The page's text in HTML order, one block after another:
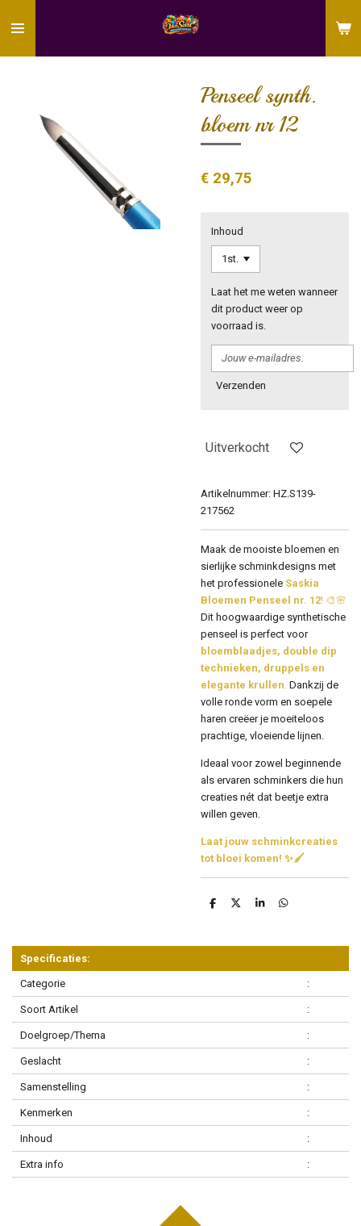
direct
Penseel synth.
bloem nr 12
€ 29,75
Inhoud
Laat het me weten wanneer
dit product weer op
voorraad is.
Verzenden
Uitverkocht
Artikelnummer: HZ.S139-
217562
Maak de mooiste bloemen en
sierlijke schminkdesigns met
het professionele Saskia
Bloemen Penseel nr. 12! 🎨🌸
Dit hoogwaardige synthetische
penseel is perfect voor
bloemblaadjes, double dip
technieken, druppels en
elegante krullen Dankzij de
volle ronde vorm en soepele
haren creëer je moeiteloos
prachtige, vloeiende lijnen.
Ideaal voor zowel beginnende
als ervaren schminkers die hun
creaties nét dat beetje extra
willen geven.
Laat jouw schminkcreaties
tot bloei komen! ✨🖌️
D
n
D
S
e
D
n
Specificaties:
Categorie :
Soort Artikel :
Doelgroep/Thema :
Geslacht :
Samenstelling :
Kenmerken :
Inhoud :
Extra info :